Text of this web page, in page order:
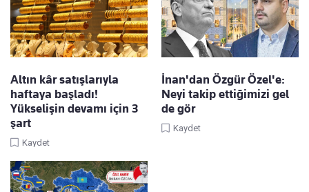
Altın kâr satışlarıyla
haftaya başladı!
Yükselişin devamı için 3
şart
Kaydet
İnan'dan Özgür Özel'e:
Neyi takip ettiğimizi gel
de gör
Kaydet